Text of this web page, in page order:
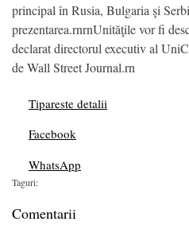
principal în Rusia, Bulgaria şi
prezentarea.rnrnUnităţile vor fi
declarat directorul executiv al
de Wall Street Journal.rn
Tipareste detalii
Facebook
WhatsApp
Taguri:
Comentarii